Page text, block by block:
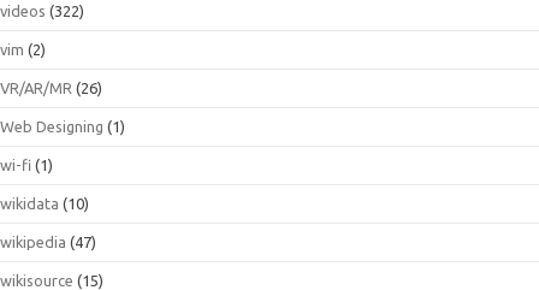
videos (322)
vim (2)
VR/AR/MR (26)
Web Designing (1)
wi-fi (1)
wikidata (10)
wikipedia (47)
wikisource (15)